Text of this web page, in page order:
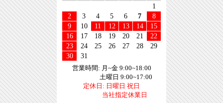
1
2
3 4 5 6 7
8
9
10 11 12 13 14
15
16
17 18 19 20 21
22
23
24 25 26 27 28
29
30
31
営業時間: 月~金 9:00~18:00
土曜日 9:00~17:00
定休日: 日曜日 祝日
当社指定休業日